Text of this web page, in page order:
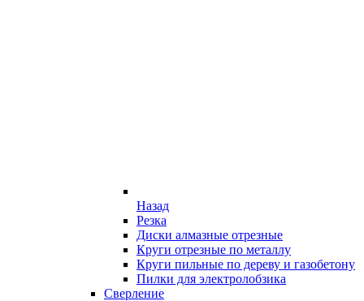
Назад
Резка
Диски алмазные отрезные
Круги отрезные по металлу
Круги пильные по дереву и газобетону
Пилки для электролобзика
Сверление